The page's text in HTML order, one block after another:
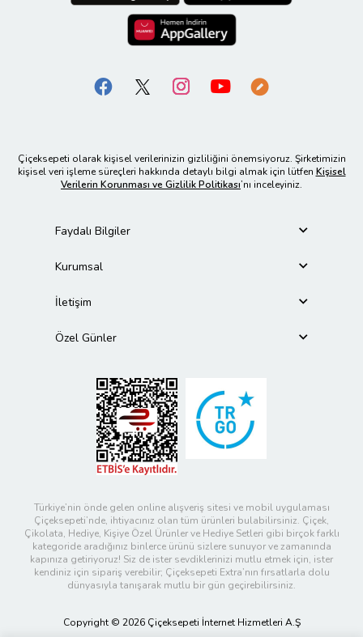
Çiçeksepeti olarak kişisel verilerinizin gizliliğini önemsiyoruz. Şirketimizin
kişisel veri işleme süreçleri hakkında detaylı bilgi almak için lütfen Kişisel
Verilerin Korunması ve Gizlilik Politikası’nı inceleyiniz.
Faydalı Bilgiler
Kurumsal
İletişim
Özel Günler
Türkiye’nin önde gelen online alışveriş sitesi ve mobil uygulaması
Çiçeksepeti’nde, ihtiyacınız olan tüm ürünleri bulabilirsiniz. Çiçek,
Çikolata, Hediye, Kişiye Özel Ürünler ve Hediye Setleri gibi birçok farklı
kategoride aradığınız binlerce ürünü sizlere sunuyor ve zamanında
kapınıza getiriyoruz! Siz de ister sevdiklerinizi mutlu etmek için, ister
kendiniz için sipariş verebilir; Çiçeksepeti Extra’nın fırsatlarla dolu
dünyasıyla tanışarak mutlu bir gün geçirebilirsiniz.
Copyright © 2026 Çiçeksepeti İnternet Hizmetleri A.Ş